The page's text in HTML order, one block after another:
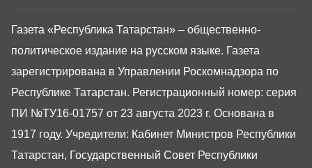
Газета «Республика Татарстан» – общественно-
политическое издание на русском языке. Газета
зарегистрирована в Управлении Роскомнадзора по
Республике Татарстан. Регистрационный номер: серия
ПИ №ТУ16-01757 от 23 августа 2023 г. Основана в
1917 году. Учредители: Кабинет Министров Республики
Татарстан, Государственный Совет Республики